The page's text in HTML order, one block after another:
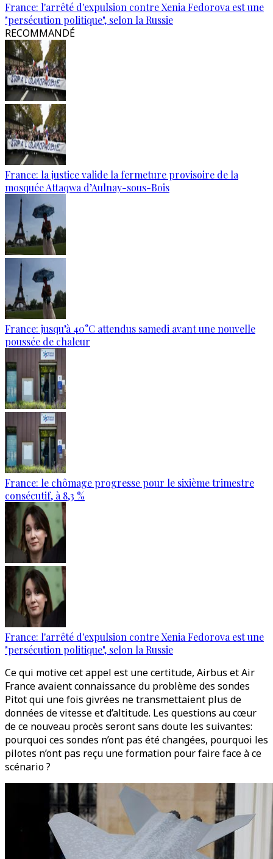
France: l'arrêté d'expulsion contre Xenia Fedorova est une
"persécution politique", selon la Russie
RECOMMANDÉ
France: la justice valide la fermeture provisoire de la
mosquée Attaqwa d’Aulnay-sous-Bois
France: jusqu’à 40°C attendus samedi avant une nouvelle
poussée de chaleur
France: le chômage progresse pour le sixième trimestre
consécutif, à 8,3 %
France: l'arrêté d'expulsion contre Xenia Fedorova est une
"persécution politique", selon la Russie
Ce qui motive cet appel est une certitude, Airbus et Air
France avaient connaissance du problème des sondes
Pitot qui une fois givrées ne transmettaient plus de
données de vitesse et d’altitude. Les questions au cœur
de ce nouveau procès seront sans doute les suivantes:
pourquoi ces sondes n’ont pas été changées, pourquoi les
pilotes n’ont pas reçu une formation pour faire face à ce
scénario ?